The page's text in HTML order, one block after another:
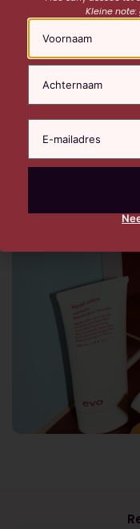
EVO
€32,00
Kleine note:
Naam